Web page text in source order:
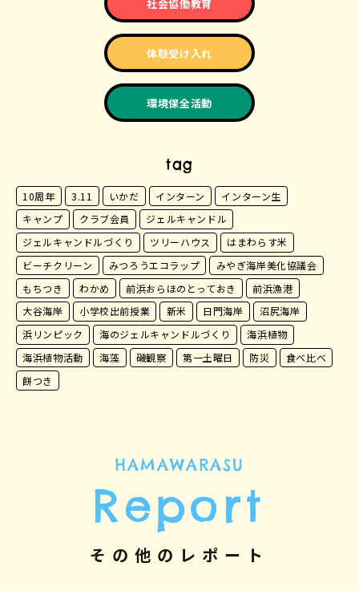
社会協働教育
体験受け入れ
環境保全活動
tag
10周年 3.11 いかだ インターン
インターン生
キャンプ
クラブ会員
ジェルキャンドル
ジェルキャンドルづくり
ツリーハウス
はまわらす米
ビーチクリーン
みつろうエコラップ
みやぎ海岸美化協議会
もちつき
わかめ 前浜おらほのとっておき
前浜漁港
大谷海岸
小学校出前授業 新米 日門海岸
沼尻海岸
浜リンピック
海のジェルキャンドルづくり
海浜植物
海浜植物活動
海藻 磯観察 第一土曜日 防災
食べ比べ
餅つき
HAMAWARASU
Report
その他のレポート